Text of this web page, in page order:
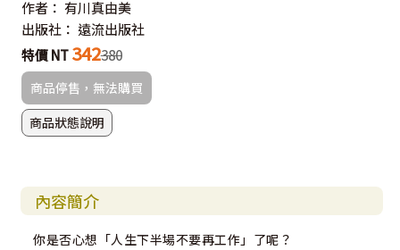
作者： 有川真由美
出版社： 遠流出版社
特價 NT 342380
商品停售，無法購買
商品狀態說明
內容簡介
你是否心想「人生下半場不要再工作」了呢？